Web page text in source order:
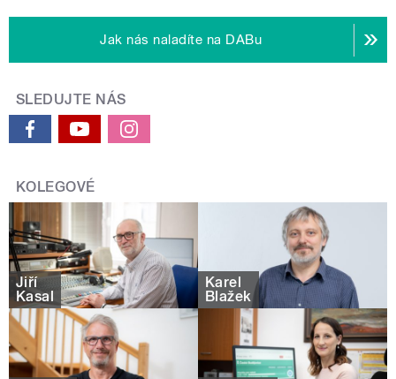
Jak nás naladíte na DABu
SLEDUJTE NÁS
KOLEGOVÉ
Jiří
Kasal
Karel
Blažek